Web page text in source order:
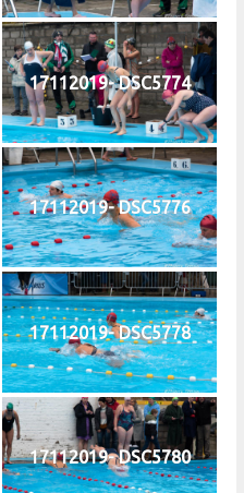
17112019- DSC5774
17112019- DSC5776
17112019- DSC5778
17112019- DSC5780